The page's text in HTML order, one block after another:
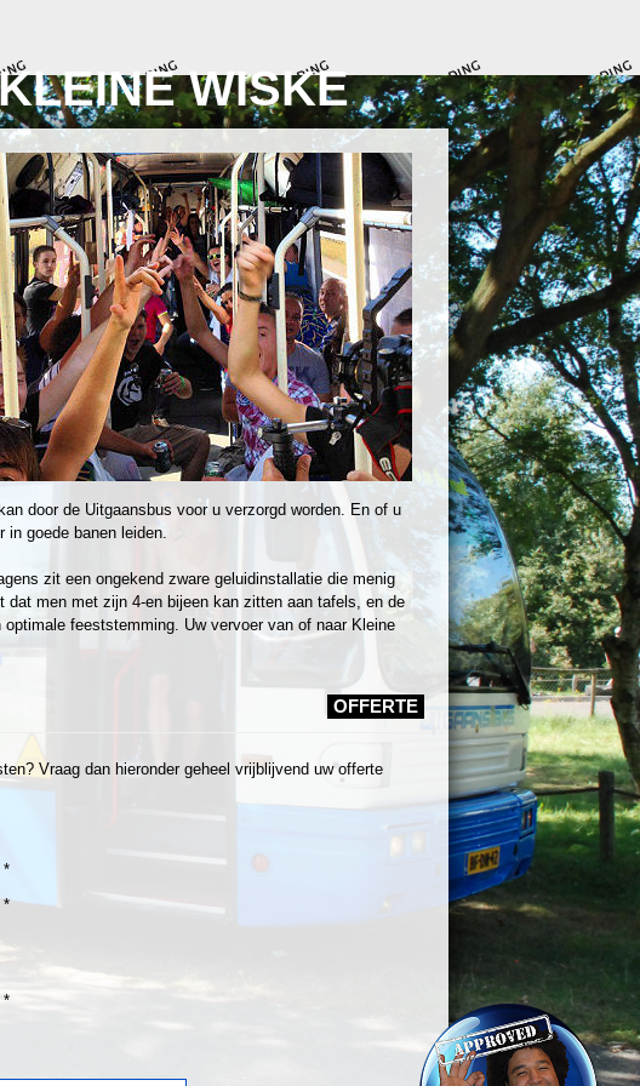
WISKE
door de Uitgaansbus voor u verzorgd worden. En of u
in goede banen leiden.
zit een ongekend zware geluidinstallatie die menig
men met zijn 4-en bijeen kan zitten aan tafels, en de
feeststemming. Uw vervoer van of naar Kleine
OFFERTE
Vraag dan hieronder geheel vrijblijvend uw offerte
*
*
*